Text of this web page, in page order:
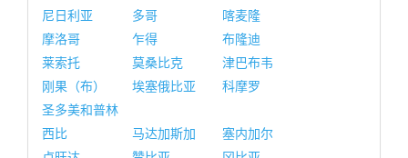
尼日利亚
多哥
喀麦隆
摩洛哥
乍得
布隆迪
莱索托
莫桑比克
津巴布韦
刚果（布）
埃塞俄比亚
科摩罗
圣多美和普林
西比
马达加斯加
塞内加尔